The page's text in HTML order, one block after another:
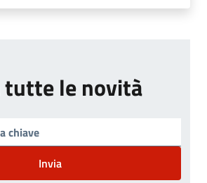
tutte le novità
Invia